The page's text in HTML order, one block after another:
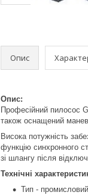
Опис
Опис:
Професійний пилосос
також оснащений
Висока потужність
функцію синхронного
зі шлангу після
Технічні
Тип -